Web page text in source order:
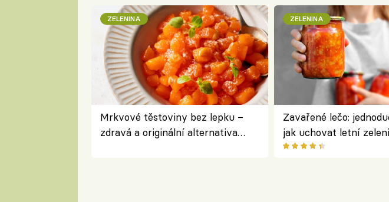
ZELENINA
Mrkvové těstoviny bez lepku –
zdravá a originální alternativa
ZELENINA
Zavařené lečo:
jak uchovat letní